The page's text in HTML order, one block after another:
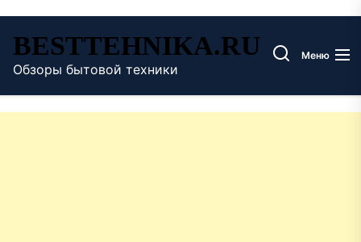
содержимому
BESTTEHNIKA.RU
Обзоры бытовой техники
Меню